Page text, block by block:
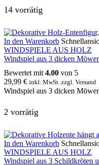
14 vorrätig
In den Warenkorb
WINDSPIELE AUS HOLZ
Windspiel aus 3 dicken
Bewertet mit 4.00 von 5
29,99 € inkl. MwSt. zzgl. Versand
Windspiel aus 3 dicken
2 vorrätig
In den Warenkorb
WINDSPIELE AUS HOLZ
Windspiel aus 3 Schildkröten